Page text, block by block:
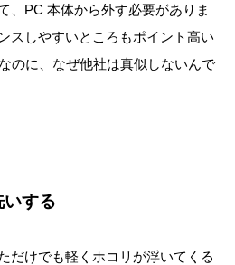
、PC 本体から外す必要がありま
スしやすいところもポイント高い
のに、なぜ他社は真似しないんで
する
だけでも軽くホコリが浮いてくる